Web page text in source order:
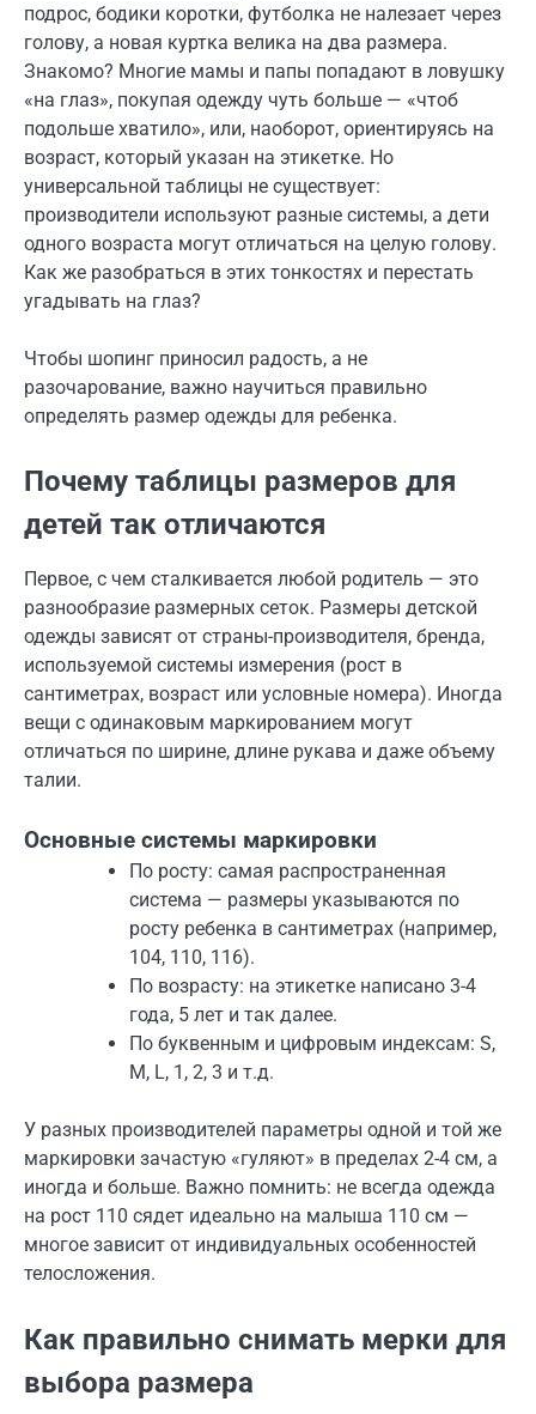
подрос, бодики коротки, футболка не налезает через
голову, а новая куртка велика на два размера.
Знакомо? Многие мамы и папы попадают в ловушку
«на глаз», покупая одежду чуть больше — «чтоб
подольше хватило», или, наоборот, ориентируясь на
возраст, который указан на этикетке. Но
универсальной таблицы не существует:
производители используют разные системы, а дети
одного возраста могут отличаться на целую голову.
Как же разобраться в этих тонкостях и перестать
угадывать на глаз?
Чтобы шопинг приносил радость, а не
разочарование, важно научиться правильно
определять размер одежды для ребенка.
Почему таблицы размеров для
детей так отличаются
Первое, с чем сталкивается любой родитель — это
разнообразие размерных сеток. Размеры детской
одежды зависят от страны-производителя, бренда,
используемой системы измерения (рост в
сантиметрах, возраст или условные номера). Иногда
вещи с одинаковым маркированием могут
отличаться по ширине, длине рукава и даже объему
талии.
Основные системы маркировки
По росту: самая распространенная
система — размеры указываются по
росту ребенка в сантиметрах (например,
104, 110, 116).
По возрасту: на этикетке написано 3-4
года, 5 лет и так далее.
По буквенным и цифровым индексам: S,
M, L, 1, 2, 3 и т.д.
У разных производителей параметры одной и той же
маркировки зачастую «гуляют» в пределах 2-4 см, а
иногда и больше. Важно помнить: не всегда одежда
на рост 110 сядет идеально на малыша 110 см —
многое зависит от индивидуальных особенностей
телосложения.
Как правильно снимать мерки для
выбора размера